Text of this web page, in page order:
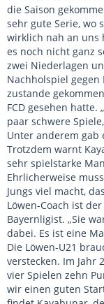
die Saison
sehr gute Serie, wo
wirklich nah an uns
es noch nicht ganz
zwei Niederlagen
Nachholspiel
zustande
FCD gesehen
paar schwere
Unter anderem gab
Trotzdem warnt
sehr spielstarke
Ehrlicherweise
Jungs viel macht,
Löwen-Coach ist
Bayernligist. „Sie
dabei. Es ist eine
Die Löwen-U21
verstecken. Im Jahr
vier Spielen zehn
wir einen guten